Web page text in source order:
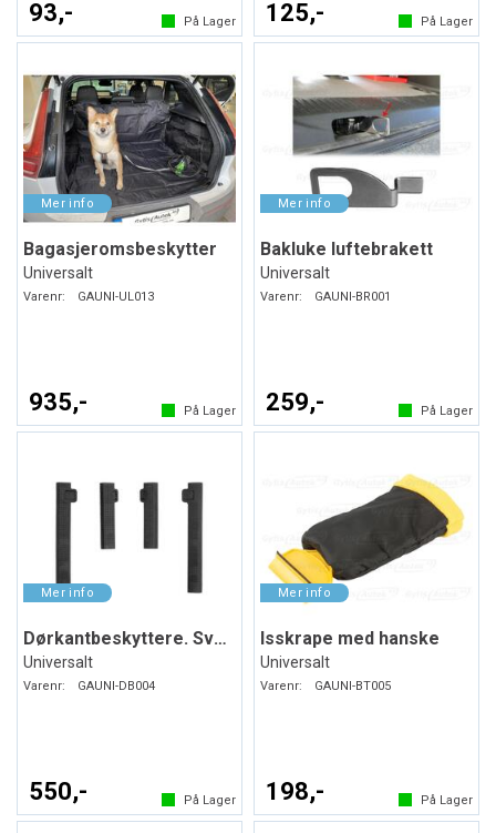
93,- På Lager 125,- På Lager
Bagasjeromsbeskytter
Universalt
Varenr: GAUNI-UL013
935,- På Lager
Bakluke luftebrakett
Universalt
Varenr: GAUNI-BR001
259,- På Lager
Dørkantbeskyttere. Svart. Myk plast
Universalt
Varenr: GAUNI-DB004
550,- På Lager
Isskrape med hanske
Universalt
Varenr: GAUNI-BT005
198,- På Lager